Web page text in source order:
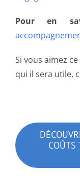
Pour en
Si vous aimez
qui il sera utile,
COÛTS